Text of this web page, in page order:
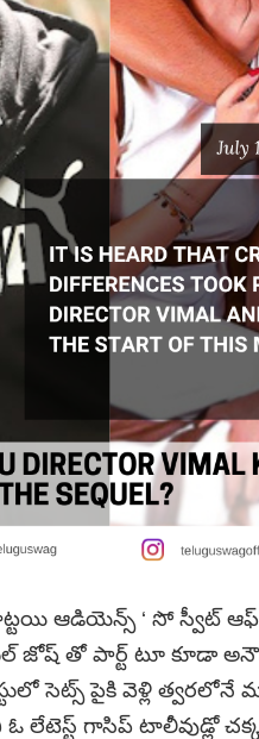
ఆడియెన్స్‌ ‘ సో స్వీట్
జోష్ తో పార్ట్‌ టూ కూడా
సెట్స్ పైకి వెళ్లి త్వరలోనే
ఓ లేటెస్ట్ గాసిప్ టాలీవుడ్లో